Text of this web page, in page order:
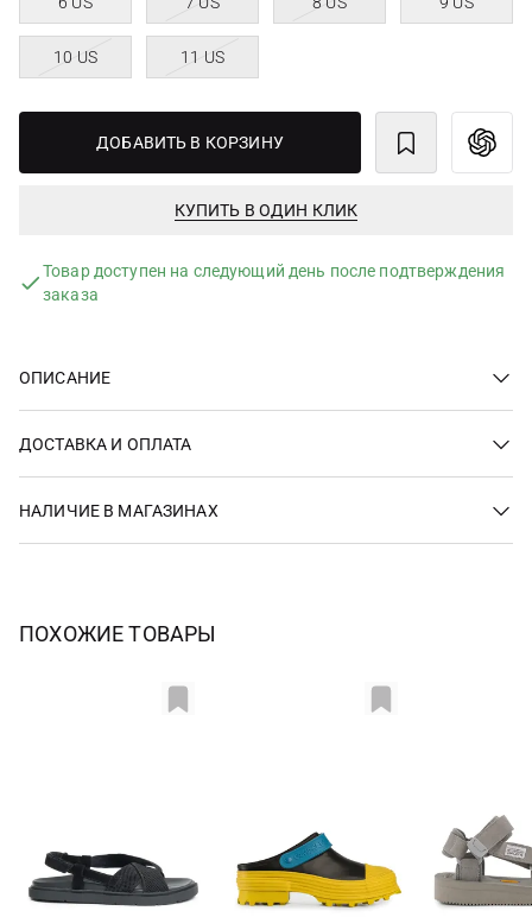
10 US 11 US
ДОБАВИТЬ В КОРЗИНУ
КУПИТЬ В ОДИН КЛИК
Товар доступен на следующий день после подтверждения
заказа
ОПИСАНИЕ
ДОСТАВКА И ОПЛАТА
НАЛИЧИЕ В МАГАЗИНАХ
ПОХОЖИЕ ТОВАРЫ